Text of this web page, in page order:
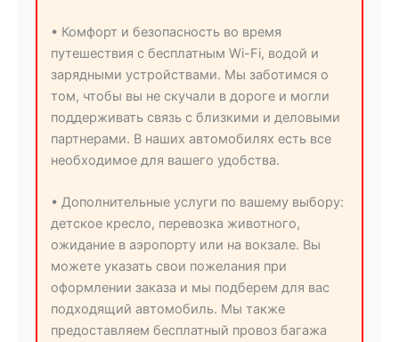
• Комфорт и безопасность во время
путешествия с бесплатным Wi-Fi, водой и
зарядными устройствами. Мы заботимся о
том, чтобы вы не скучали в дороге и могли
поддерживать связь с близкими и деловыми
партнерами. В наших автомобилях есть все
необходимое для вашего удобства.
• Дополнительные услуги по вашему выбору:
детское кресло, перевозка животного,
ожидание в аэропорту или на вокзале. Вы
можете указать свои пожелания при
оформлении заказа и мы подберем для вас
подходящий автомобиль. Мы также
предоставляем бесплатный провоз багажа